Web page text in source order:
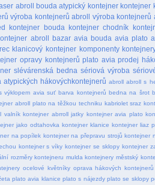
abroll bouda atypický kontejner kontejner
výroba kontejnerů abroll výroba kontejnerů
kontejner bouda kontejner chodník
abroll bazar avia bouda avia plato
klanicový kontejner komponenty
opravy kontejnerů plato avia prodej
slévárenská bedna sériová výroba
atypických hákovýchkontejnerů abroll abroll s
výklopem avia suť barva kontejnerů bedna na šrot
abroll plato na těžkou techniku kabriolet sraz
valník kontejner abrroll jatky kontejner avia plato
jako odtahovka kontejner klanice kontejner liaz
na popílek kontejner na přepravu strojů kontejner
kontejner s víky kontejner se sklopy kontejner
rozměry kontejneru mulda kontejnery městský
ocelové květníky oprava hákových kontejnerů
plato avia klanice plato s nájezdy plato se sklopy